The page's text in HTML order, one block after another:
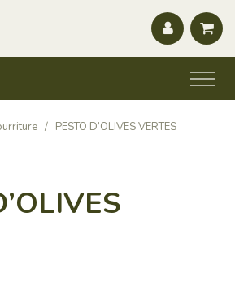
/ PESTO D’OLIVES VERTES